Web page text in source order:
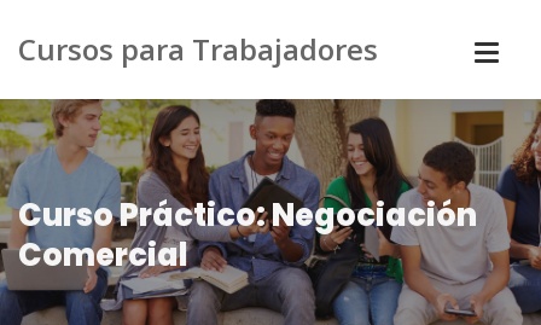
Cursos para Trabajadores
Curso Práctico: Negociación
Comercial